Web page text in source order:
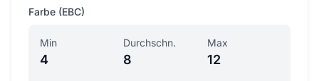
Farbe (EBC)
Min
4
Durchschn.
8
Max
12